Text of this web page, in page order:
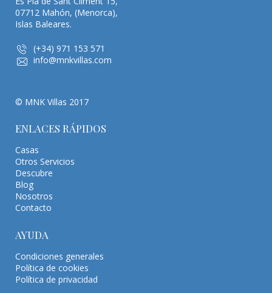
07712 Mahón, (Menorca),
Islas Baleares.
(+34) 971 153 571
info@mnkvillas.com
© MNK Villas 2017
ENLACES RÁPIDOS
Casas
Otros Servicios
Descubre
Blog
Nosotros
Contacto
AYUDA
Condiciones generales
Política de cookies
Política de privacidad